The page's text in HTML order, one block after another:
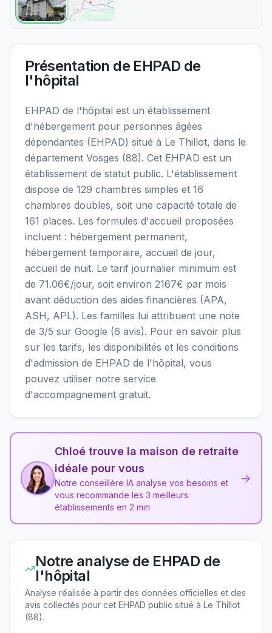
Présentation de EHPAD de
l'hôpital
EHPAD de l'hôpital est un établissement
d'hébergement pour personnes âgées
dépendantes (EHPAD) situé à Le Thillot, dans le
département Vosges (88). Cet EHPAD est un
établissement de statut public. L'établissement
dispose de 129 chambres simples et 16
chambres doubles, soit une capacité totale de
161 places. Les formules d'accueil proposées
incluent : hébergement permanent,
hébergement temporaire, accueil de jour,
accueil de nuit. Le tarif journalier minimum est
de 71.06€/jour, soit environ 2167€ par mois
avant déduction des aides financières (APA,
ASH, APL). Les familles lui attribuent une note
de 3/5 sur Google (6 avis). Pour en savoir plus
sur les tarifs, les disponibilités et les conditions
d'admission de EHPAD de l'hôpital, vous
pouvez utiliser notre service
d'accompagnement gratuit.
Chloé trouve la maison de retraite
idéale pour vous
Notre conseillère IA analyse vos besoins et
vous recommande les 3 meilleurs
établissements en 2 min
→
Notre analyse de EHPAD de
l'hôpital
Analyse réalisée à partir des données officielles et des
avis collectés pour cet EHPAD public situé à Le Thillot
(88).